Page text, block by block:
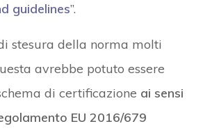
guidelines”.
stesura della norma molti
avrebbe potuto essere
di certificazione ai sensi
EU 2016/679